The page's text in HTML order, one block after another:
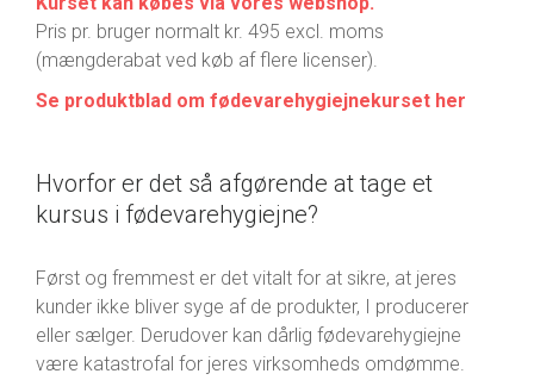
Pris pr. bruger normalt kr. 495 excl. moms
(mængderabat ved køb af flere licenser).
Se produktblad om fødevarehygiejnekurset her
Hvorfor er det så afgørende at tage et
kursus i fødevarehygiejne?
Først og fremmest er det vitalt for at sikre, at jeres
kunder ikke bliver syge af de produkter, I producerer
eller sælger. Derudover kan dårlig fødevarehygiejne
være katastrofal for jeres virksomheds omdømme.